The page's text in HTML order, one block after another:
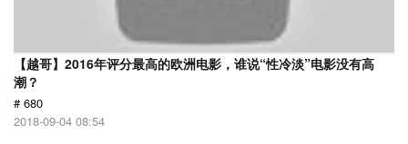
【越哥】2016年评分最高的欧洲电影，谁说“性冷淡”电影没有高
潮？
# 680
2018-09-04 08:54